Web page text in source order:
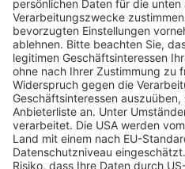
ab 18,00 €
AUG
9
09:00
OBERHAUSEN OBEX |
POLAR EXPERIENCE -